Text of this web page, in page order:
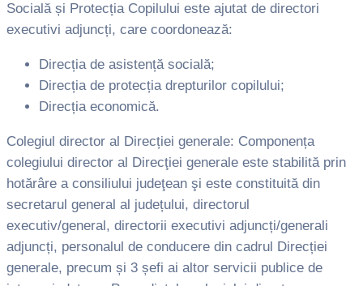
Socială și Protecția Copilului este ajutat de directori
executivi adjuncți, care coordonează:
Direcția de asistență socială;
Direcția de protecția drepturilor copilului;
Direcția economică.
Colegiul director al Direcției generale: Componența
colegiului director al Direcţiei generale este stabilită prin
hotărâre a consiliului judeţean şi este constituită din
secretarul general al județului, directorul
executiv/general, directorii executivi adjuncți/generali
adjuncți, personalul de conducere din cadrul Direcției
generale, precum și 3 șefi ai altor servicii publice de